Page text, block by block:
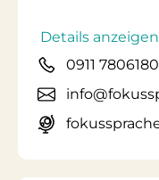
Details anzeigen
0911 7806180